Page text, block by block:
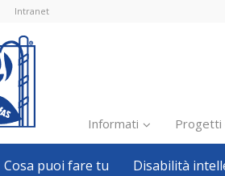
Intranet
Informati Progetti
Cosa puoi fare tu Disabilità